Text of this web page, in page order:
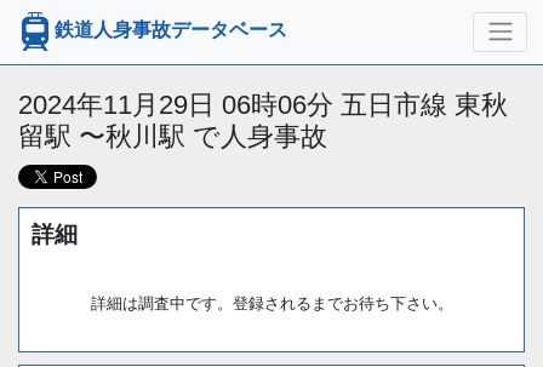
鉄道人身事故データベース
2024年11月29日 06時06分 五日市線 東秋
留駅 〜秋川駅 で人身事故
詳細
詳細は調査中です。登録されるまでお待ち下さい。